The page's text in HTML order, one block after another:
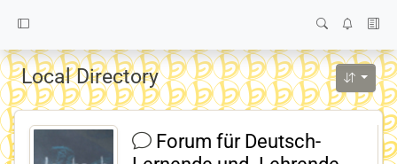
Local Directory
Forum für Deutsch-